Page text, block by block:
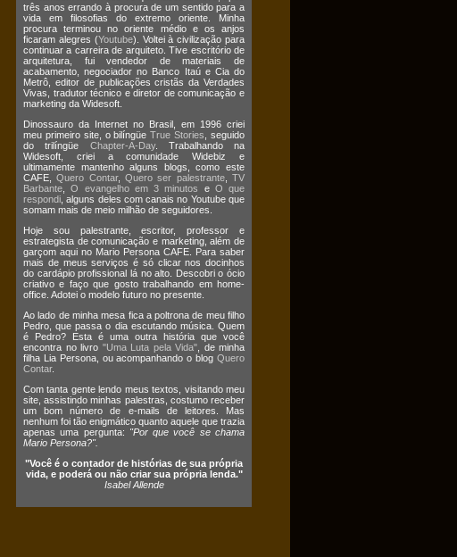
três anos errando à procura de um sentido para a
vida em filosofias do extremo oriente. Minha
procura terminou no oriente médio e os anjos
ficaram alegres (Youtube). Voltei à civilização para
continuar a carreira de arquiteto. Tive escritório de
arquitetura, fui vendedor de materiais de
acabamento, negociador no Banco Itaú e Cia do
Metrô, editor de publicações cristãs da Verdades
Vivas, tradutor técnico e diretor de comunicação e
marketing da Widesoft.
Dinossauro da Internet no Brasil, em 1996 criei
meu primeiro site, o bilíngüeTrue Stories , seguido
do trilíngüe Chapter-A-Day. Trabalhando na
Widesoft, criei a comunidade Widebiz e
ultimamente mantenho alguns blogs, como este
CAFE,Quero Contar,Quero ser palestrante,TV
Barbante ,O evangelho em 3 minutos e O que
respondi , alguns deles com canais no Youtube que
somam mais de meio milhão de seguidores.
Hoje sou palestrante, escritor, professor e
estrategista de comunicação e marketing, além de
garçom aqui no Mario Persona CAFE. Para saber
mais de meus serviços é só clicar nos docinhos
do cardápio profissional lá no alto. Descobri o ócio
criativo e faço que gosto trabalhando em home-
office. Adotei o modelo futuro no presente.
Ao lado de minha mesa fica a poltrona de meu filho
Pedro, que passa o dia escutando música. Quem
é Pedro? Esta é uma outra história que você
encontra no livro "Uma Luta pela Vida" , de minha
filha Lia Persona, ou acompanhando o blog Quero
Contar.
Com tanta gente lendo meus textos, visitando meu
site, assistindo minhas palestras, costumo receber
um bom número de e-mails de leitores. Mas
nenhum foi tão enigmático quanto aquele que trazia
apenas uma pergunta: "Por que você se chama
Mario Persona?".
"Você é o contador de histórias de sua própria
vida, e poderá ou não criar sua própria lenda."
Isabel Allende